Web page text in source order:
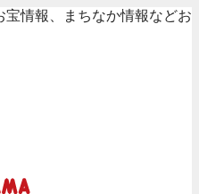
宝情報、まちなか情報などお